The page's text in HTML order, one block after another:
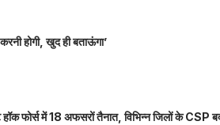
होगी, खुद ही बताऊंगा’
फोर्स में 18 अफसरों तैनात, विभिन्न जिलों के CSP